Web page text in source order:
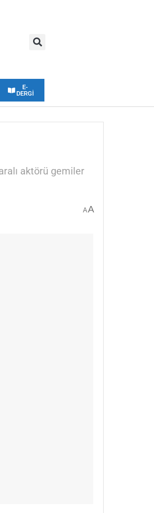
E-
DERGİ
aktörü gemiler
AA